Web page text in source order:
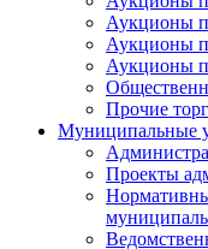
Аукционы
Аукционы
Аукционы
Прочие
Муниципальные
Проекты